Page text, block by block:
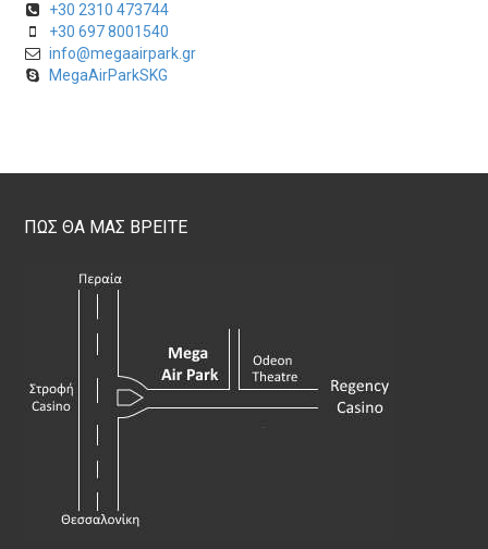
+30 2310 473744
+30 697 8001540
info@megaairpark.gr
MegaAirParkSKG
ΠΩΣ ΘΑ ΜΑΣ ΒΡΕΙΤΕ